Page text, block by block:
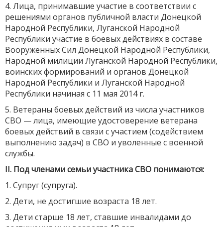
4. Лица, принимавшие участие в соответствии с
решениями органов публичной власти Донецкой
Народной Республики, Луганской Народной
Республики участие в боевых действиях в составе
Вооруженных Сил Донецкой Народной Республики,
Народной милиции Луганской Народной Республики,
воинских формирований и органов Донецкой
Народной Республики и Луганской Народной
Республики начиная с 11 мая 2014 г.
5. Ветераны боевых действий из числа участников
СВО — лица, имеющие удостоверение ветерана
боевых действий в связи с участием (содействием
выполнению задач) в СВО и уволенные с военной
службы.
II. Под членами семьи участника СВО понимаются:
1. Супруг (супруга).
2. Дети, не достигшие возраста 18 лет.
3. Дети старше 18 лет, ставшие инвалидами до